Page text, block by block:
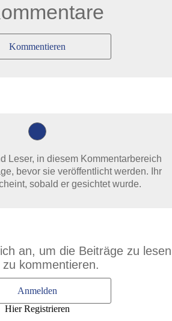
Kommentieren
Leser, in diesem Kommentarbereich
bevor sie veröffentlicht werden. Ihr
sobald er gesichtet wurde.
an, um die Beiträge zu lesen
zu kommentieren.
Anmelden
Hier Registrieren